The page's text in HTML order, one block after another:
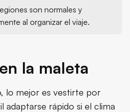
son normales y
al organizar el viaje.
la maleta
lo mejor es vestirte por
adaptarse rápido si el clima